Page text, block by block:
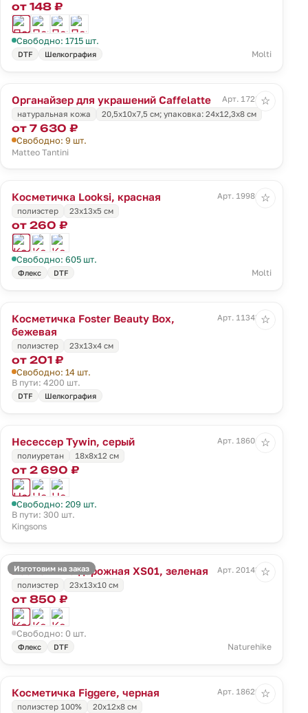
от 148 ₽
Свободно: 1715 шт.
DTF Шелкография Molti
Органайзер для украшений Caffelatte
Арт. 1728.10
натуральная кожа
20,5х10х7,5 см; упаковка: 24х12,3х8 см
от 7 630 ₽
Свободно: 9 шт.
Matteo Tantini
☆
Косметичка Looksi, красная
Арт. 19986.50
полиэстер
23х13х5 см
от 260 ₽
Свободно: 605 шт.
Флекс DTF Molti
☆
Косметичка Foster Beauty Box,
бежевая
Арт. 11343.00
полиэстер 23х13х4 см
от 201 ₽
Свободно: 14 шт.
В пути: 4200 шт.
DTF Шелкография
☆
Несессер Tywin, серый
Арт. 18601.10
полиуретан
18x8x12 см
от 2 690 ₽
Свободно: 209 шт.
В пути: 300 шт.
Kingsons
☆
Изготовим на заказ
Косметичка дорожная XS01, зеленая
Арт. 20143.90
полиэстер
23х13х10 см
от 850 ₽
Свободно: 0 шт.
Флекс DTF Naturehike
☆
Косметичка Figgere, черная
Арт. 18629.30
полиэстер 100%
20x12x8 см
☆